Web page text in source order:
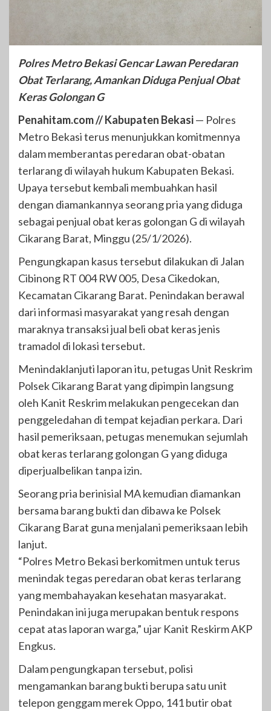
Polres Metro Bekasi Gencar Lawan Peredaran
Obat Terlarang, Amankan Diduga Penjual Obat
Keras Golongan G
Penahitam.com // Kabupaten Bekasi— Polres
Metro Bekasi terus menunjukkan komitmennya
dalam memberantas peredaran obat-obatan
terlarang di wilayah hukum Kabupaten Bekasi.
Upaya tersebut kembali membuahkan hasil
dengan diamankannya seorang pria yang diduga
sebagai penjual obat keras golongan G di wilayah
Cikarang Barat, Minggu (25/1/2026).
Pengungkapan kasus tersebut dilakukan di Jalan
Cibinong RT 004 RW 005, Desa Cikedokan,
Kecamatan Cikarang Barat. Penindakan berawal
dari informasi masyarakat yang resah dengan
maraknya transaksi jual beli obat keras jenis
tramadol di lokasi tersebut.
Menindaklanjuti laporan itu, petugas Unit Reskrim
Polsek Cikarang Barat yang dipimpin langsung
oleh Kanit Reskrim melakukan pengecekan dan
penggeledahan di tempat kejadian perkara. Dari
hasil pemeriksaan, petugas menemukan sejumlah
obat keras terlarang golongan G yang diduga
diperjualbelikan tanpa izin.
Seorang pria berinisial MA kemudian diamankan
bersama barang bukti dan dibawa ke Polsek
Cikarang Barat guna menjalani pemeriksaan lebih
lanjut.
“Polres Metro Bekasi berkomitmen untuk terus
menindak tegas peredaran obat keras terlarang
yang membahayakan kesehatan masyarakat.
Penindakan ini juga merupakan bentuk respons
cepat atas laporan warga,” ujar Kanit Reskirm AKP
Engkus.
Dalam pengungkapan tersebut, polisi
mengamankan barang bukti berupa satu unit
telepon genggam merek Oppo, 141 butir obat